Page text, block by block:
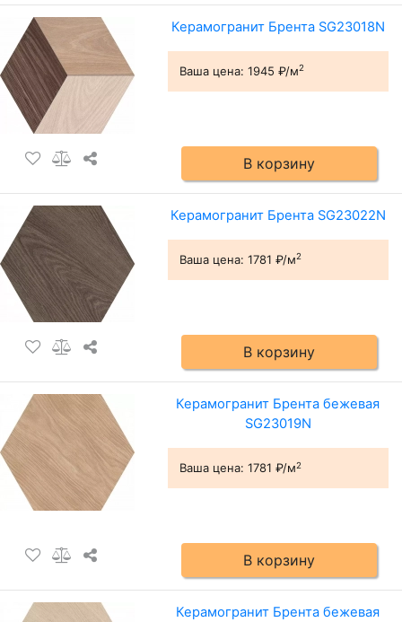
Керамогранит Брента SG23018N
Ваша цена: 1945 ₽/м2
В корзину
Керамогранит Брента SG23022N
Ваша цена: 1781 ₽/м2
В корзину
Керамогранит Брента бежевая
SG23019N
Ваша цена: 1781 ₽/м2
В корзину
Керамогранит Брента бежевая